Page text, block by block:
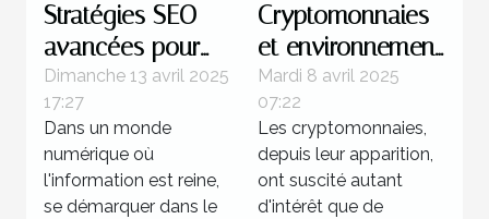
Stratégies SEO
avancées pour
les sites
d'actualités les
moins explorés
par la
concurrence
Dimanche 13 avril 2025
17:27
Dans un monde
numérique où
l'information est reine,
se démarquer dans le
Cryptomonnaies
et environnement
quel impact réel
et quelles
solutions
technologiques
émergentes
Mardi 8 avril 2025
07:22
Les cryptomonnaies,
depuis leur apparition,
ont suscité autant
d'intérêt que de